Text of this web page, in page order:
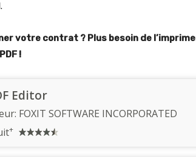
votre contrat ? Plus besoin de
!
Editor
FOXIT SOFTWARE INCORPORATED
+